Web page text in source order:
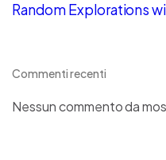
Random Explorations
Commenti recenti
Nessun commento da